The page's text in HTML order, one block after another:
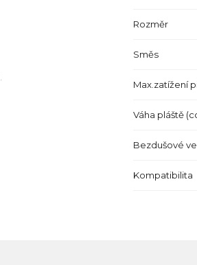
Rozměr
Směs
Max.zatížení
Váha pláště
Bezdušové
Kompatibilita